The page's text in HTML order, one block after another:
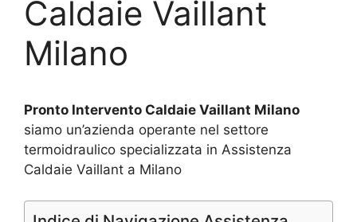
Caldaie Vaillant
Milano
Pronto Intervento Caldaie Vaillant Milano
siamo un’azienda operante nel settore
termoidraulico specializzata in Assistenza
Caldaie Vaillant a Milano